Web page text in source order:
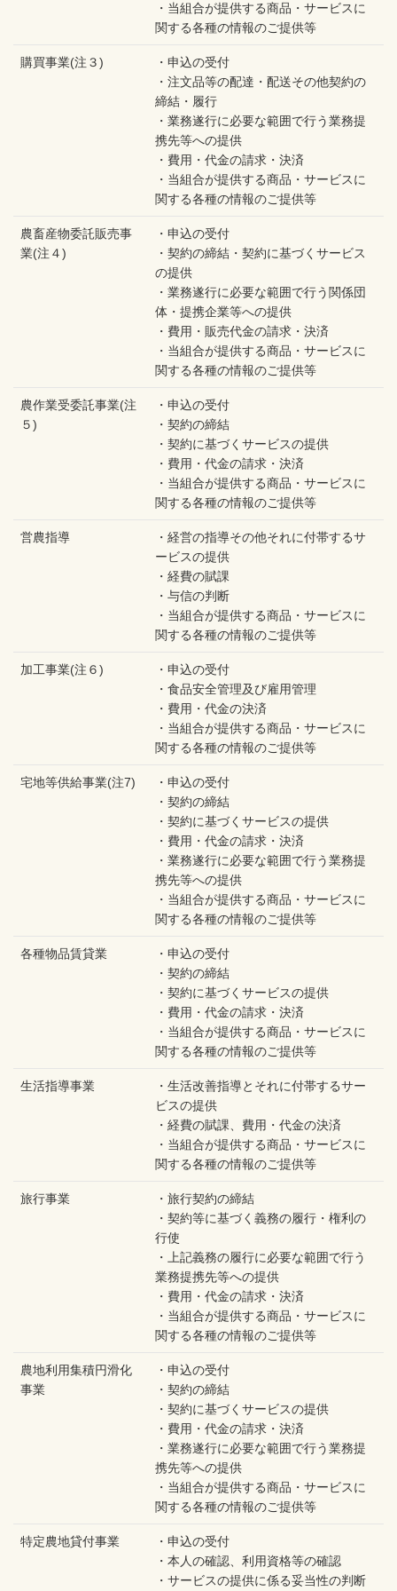
・当組合が提供する商品・サービスに
関する各種の情報のご提供等
購買事業(注３)
・申込の受付
・注文品等の配達・配送その他契約の
締結・履行
・業務遂行に必要な範囲で行う業務提
携先等への提供
・費用・代金の請求・決済
・当組合が提供する商品・サービスに
関する各種の情報のご提供等
農畜産物委託販売事
業(注４)
・申込の受付
・契約の締結・契約に基づくサービス
の提供
・業務遂行に必要な範囲で行う関係団
体・提携企業等への提供
・費用・販売代金の請求・決済
・当組合が提供する商品・サービスに
関する各種の情報のご提供等
農作業受委託事業(注
５)
・申込の受付
・契約の締結
・契約に基づくサービスの提供
・費用・代金の請求・決済
・当組合が提供する商品・サービスに
関する各種の情報のご提供等
営農指導
・経営の指導その他それに付帯するサ
ービスの提供
・経費の賦課
・与信の判断
・当組合が提供する商品・サービスに
関する各種の情報のご提供等
加工事業(注６)
・申込の受付
・食品安全管理及び雇用管理
・費用・代金の決済
・当組合が提供する商品・サービスに
関する各種の情報のご提供等
宅地等供給事業(注7)
・申込の受付
・契約の締結
・契約に基づくサービスの提供
・費用・代金の請求・決済
・業務遂行に必要な範囲で行う業務提
携先等への提供
・当組合が提供する商品・サービスに
関する各種の情報のご提供等
各種物品賃貸業
・申込の受付
・契約の締結
・契約に基づくサービスの提供
・費用・代金の請求・決済
・当組合が提供する商品・サービスに
関する各種の情報のご提供等
生活指導事業
・生活改善指導とそれに付帯するサー
ビスの提供
・経費の賦課、費用・代金の決済
・当組合が提供する商品・サービスに
関する各種の情報のご提供等
旅行事業
・旅行契約の締結
・契約等に基づく義務の履行・権利の
行使
・上記義務の履行に必要な範囲で行う
業務提携先等への提供
・費用・代金の請求・決済
・当組合が提供する商品・サービスに
関する各種の情報のご提供等
農地利用集積円滑化
事業
・申込の受付
・契約の締結
・契約に基づくサービスの提供
・費用・代金の請求・決済
・業務遂行に必要な範囲で行う業務提
携先等への提供
・当組合が提供する商品・サービスに
関する各種の情報のご提供等
特定農地貸付事業
・申込の受付
・本人の確認、利用資格等の確認
・サービスの提供に係る妥当性の判断